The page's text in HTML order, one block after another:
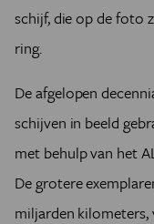
schijf, die op de foto
ring.
De afgelopen
schijven in beeld
met behulp van het
De grotere
miljarden